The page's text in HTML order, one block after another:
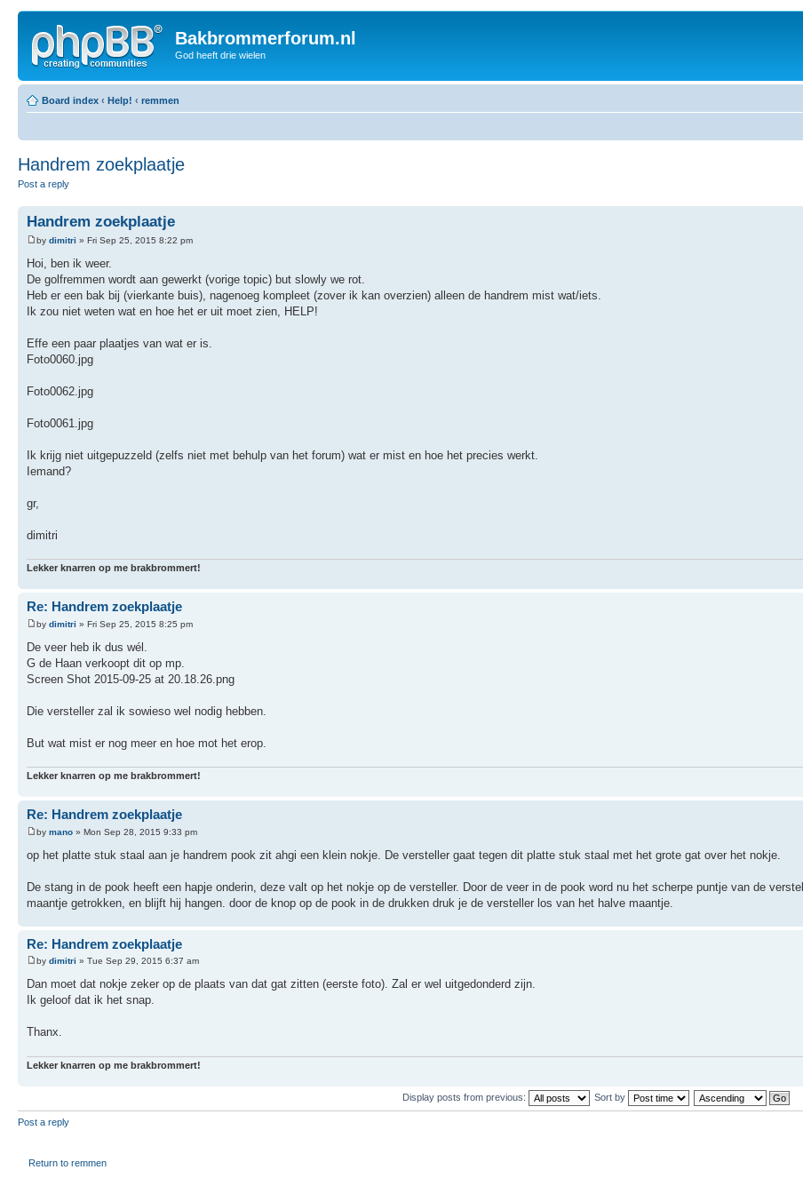
Bakbrommerforum.nl
God heeft drie wielen
Board index ‹ Help! ‹ remmen
Handrem zoekplaatje
Post a reply
Handrem zoekplaatje
by dimitri » Fri Sep 25, 2015 8:22 pm
Hoi, ben ik weer.
De golfremmen wordt aan gewerkt (vorige topic) but slowly we rot.
Heb er een bak bij (vierkante buis), nagenoeg kompleet (zover ik kan overzien) alleen de handrem mist wat/iets.
Ik zou niet weten wat en hoe het er uit moet zien, HELP!
Effe een paar plaatjes van wat er is.
Foto0060.jpg
Foto0062.jpg
Foto0061.jpg
Ik krijg niet uitgepuzzeld (zelfs niet met behulp van het forum) wat er mist en hoe het precies werkt.
Iemand?
gr,
dimitri
Lekker knarren op me brakbrommert!
Re: Handrem zoekplaatje
by dimitri » Fri Sep 25, 2015 8:25 pm
De veer heb ik dus wél.
G de Haan verkoopt dit op mp.
Screen Shot 2015-09-25 at 20.18.26.png
Die versteller zal ik sowieso wel nodig hebben.
But wat mist er nog meer en hoe mot het erop.
Lekker knarren op me brakbrommert!
Re: Handrem zoekplaatje
by mano » Mon Sep 28, 2015 9:33 pm
op het platte stuk staal aan je handrem pook zit ahgi een klein nokje. De versteller gaat tegen dit platte stuk staal met het grote gat over het nokje.
De stang in de pook heeft een hapje onderin, deze valt op het nokje op de versteller. Door de veer in de pook word nu het scherpe puntje van de
maantje getrokken, en blijft hij hangen. door de knop op de pook in de drukken druk je de versteller los van het halve maantje.
Re: Handrem zoekplaatje
by dimitri » Tue Sep 29, 2015 6:37 am
Dan moet dat nokje zeker op de plaats van dat gat zitten (eerste foto). Zal er wel uitgedonderd zijn.
Ik geloof dat ik het snap.
Thanx.
Lekker knarren op me brakbrommert!
Display posts from previous: Sort by
Post a reply
Return to remmen